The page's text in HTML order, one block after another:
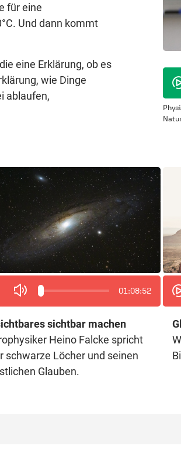
für eine
Und dann kommt
eine Erklärung, ob es
wie Dinge
ablaufen,
01:08:52
sichtbar machen
Heino Falcke spricht
schwarze Löcher und seinen
Glauben.